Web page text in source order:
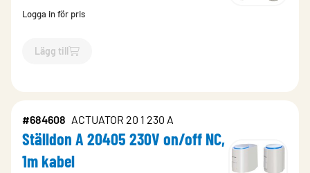
Logga in för pris
Lägg till
`$Lägg till
#684608 ACTUATOR 20 1 230 A
Ställdon A 20405 230V on/off NC,
1m kabel